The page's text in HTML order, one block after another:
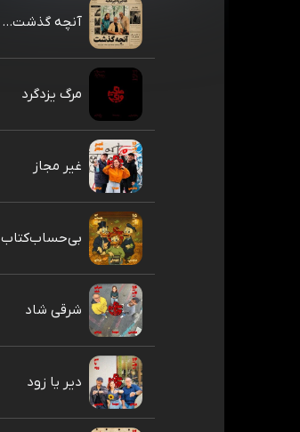
آنچه گذشت...
مرگ یزدگرد
غیر مجاز
بی‌حساب‌کتاب
شرقی شاد
دیر یا زود